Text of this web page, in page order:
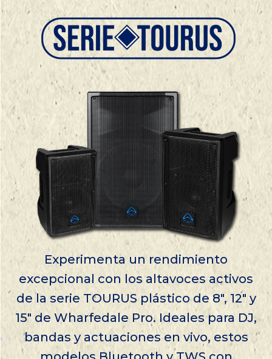
Experimenta un rendimiento
excepcional con los altavoces activos
de la serie TOURUS plástico de 8″, 12″ y
15″ de Wharfedale Pro. Ideales para DJ,
bandas y actuaciones en vivo, estos